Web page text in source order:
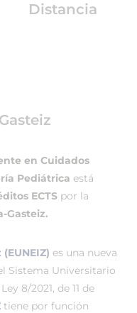
Distancia
en Cuidados
Pediátrica está
ECTS por la
Gasteiz.
es una nueva
Sistema Universitario
8/2021, de 11 de
tiene por función